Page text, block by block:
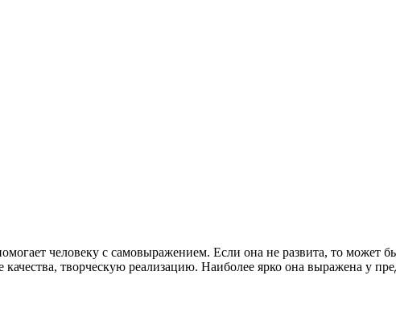
человеку с самовыражением. Если она не развита, то может
качества, творческую реализацию. Наиболее ярко она выражена у